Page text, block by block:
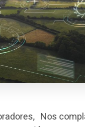
Nos